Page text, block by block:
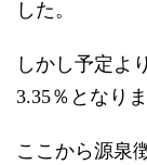
した。
しかし予定よ
3.35％となりま
ここから源泉